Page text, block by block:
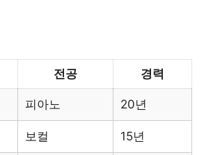
전공 경력
피아노 20년
보컬 15년